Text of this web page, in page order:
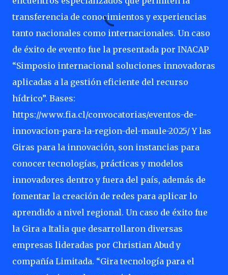
transferencia de conocimientos y experiencias
tanto nacionales como internacionales. Un caso
de éxito de evento fue la presentada por INACAP
“Simposio internacional soluciones innovadoras
aplicadas a la gestión eficiente del recurso
hídrico”. Bases:
https://www.fia.cl/convocatorias/eventos-de-
innovacion-para-la-region-del-maule-2025/ Y las
Giras para la innovación, son instancias para
conocer tecnologías, prácticas y modelos
innovadores dentro y fuera del país, además de
fomentar la creación de redes para aplicar lo
aprendido a nivel regional. Un caso de éxito fue
la Gira a Italia que desarrollaron diversas
empresas lideradas por Christian Abud y
compañía Limitada. “Gira tecnología para el